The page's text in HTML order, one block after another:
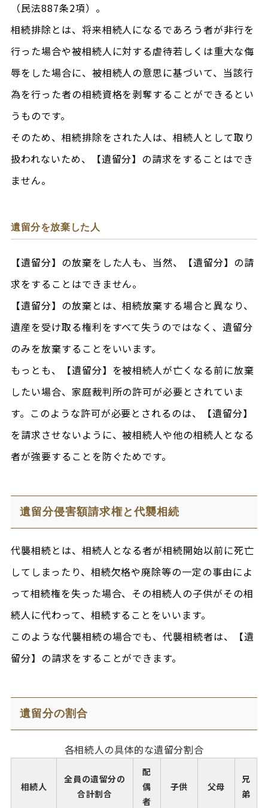
（民法887条2項）。
相続排除とは、将来相続人になるであろう者が非行を
行った場合や被相続人に対する虐待若しくは重大な侮
辱をした場合に、被相続人の意思に基づいて、当該行
為を行った者の相続資格を剥奪することができるとい
うものです。
そのため、相続排除をされた人は、相続人として取り
扱われないため、【遺留分】の請求をすることはでき
ません。
遺留分を放棄した人
【遺留分】の放棄をした人も、当然、【遺留分】の請
求をすることはできません。
【遺留分】の放棄とは、相続放棄する場合と異なり、
遺産を受け取る権利をすべて失うのではなく、遺留分
のみを放棄することをいいます。
もっとも、【遺留分】を被相続人が亡くなる前に放棄
したい場合、家庭裁判所の許可が必要とされていま
す。このような許可が必要とされるのは、【遺留分】
を請求させないように、被相続人や他の相続人となる
者が強要することを防ぐためです。
遺留分侵害額請求権と代襲相続
代襲相続とは、相続人となる者が相続開始以前に死亡
してしまったり、相続欠格や廃除等の一定の事由によ
って相続権を失った場合、その相続人の子供がその相
続人に代わって、相続することをいいます。
このような代襲相続の場合でも、代襲相続者は、【遺
留分】の請求をすることができます。
遺留分の割合
各相続人の具体的な遺留分割合
相続人
全員の遺留分の
合計割合
配
偶
者
子供 父母
兄
弟